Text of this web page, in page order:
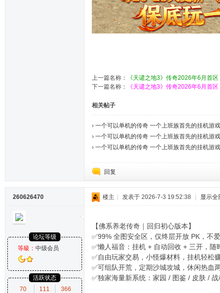
上一篇名称：
《天谴之地3》传奇2026年6月首
下一篇名称：
《天谴之地3》传奇2026年6月首
相关帖子
› 一个可以单机的传奇 一个上班族首先的挂机游
› 一个可以单机的传奇 一个上班族首先的挂机游
› 一个可以单机的传奇 一个上班族首先的挂机游
回复
260626470
论坛等级
等級： 中级会员
活跃状态
70
111
366
楼主 发表于 2026-7-3 19:52:38 显示全
【佛系养老传奇｜回归初心版本】
✅99% 全图安全区，仅终层开放 PK，不
✅懒人福音：挂机 + 自动回收 + 三开，随
✅自由玩家交易，小怪爆材料，挂机轻松
✅可组队开荒，定期沙城攻城，休闲热血
✅独家海量新系统：家园 / 图鉴 / 皮肤 /